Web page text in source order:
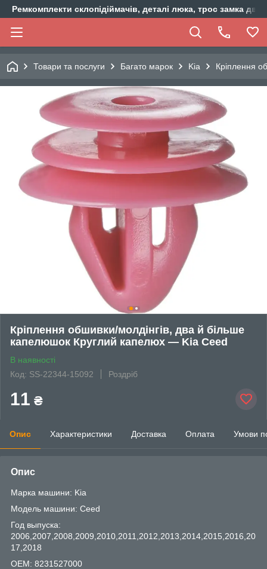
Ремкомплекти склопідіймачів, деталі люка, трос замка
Товари та послуги Багато марок Kia Кріплення
Кріплення обшивки/молдінгів, два й більше
капелюшок Круглий капелюх — Kia Ceed
В наявності
Код: SS-22344-15092
Роздріб
11 ₴
Опис Характеристики Доставка Оплата Умови
Опис
Марка машини: Kia
Модель машини: Ceed
Год выпуска:
2006,2007,2008,2009,2010,2011,2012,2013,2014,2015,2016,20
17,2018
OEM: 8231527000